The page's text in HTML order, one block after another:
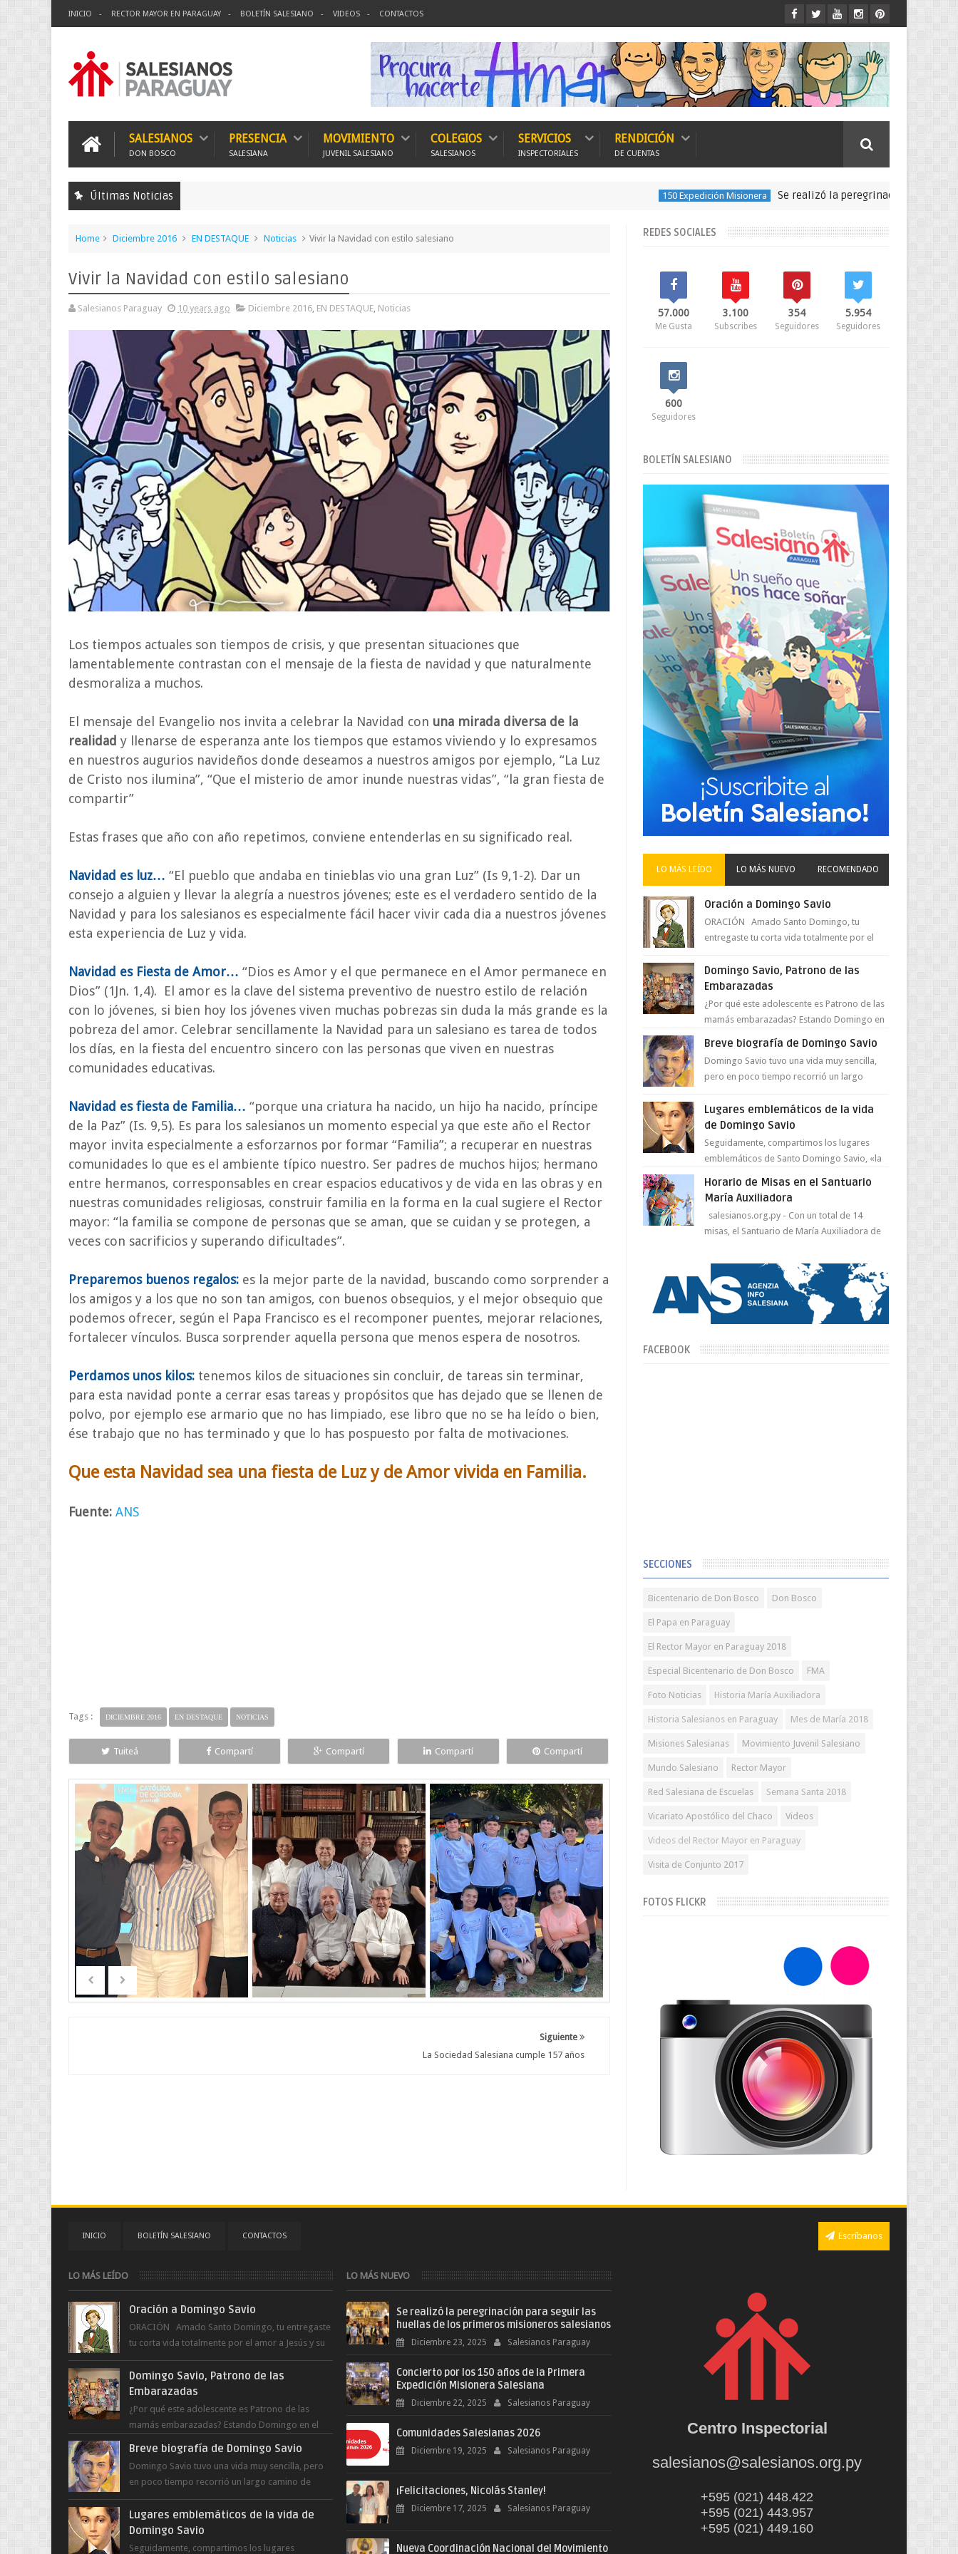
INICIO RECTOR MAYOR EN PARAGUAY BOLETÍN SALESIANO VIDEOS CONTACTOS
SALESIANOS
DON BOSCO
PRESENCIA
SALESIANA
MOVIMIENTO
JUVENIL SALESIANO
COLEGIOS
SALESIANOS
SERVICIOS
INSPECTORIALES
RENDICIÓN
DE CUENTAS
Últimas Noticias 150 Expedición Misionera Se realizó la peregrinación para seguir las
Home Diciembre 2016 EN DESTAQUE Noticias Vivir la Navidad con estilo salesiano
Vivir la Navidad con estilo salesiano
Salesianos Paraguay 10 years ago Diciembre 2016, EN DESTAQUE, Noticias
Los tiempos actuales son tiempos de crisis, y que presentan situaciones que
lamentablemente contrastan con el mensaje de la fiesta de navidad y que naturalmente
desmoraliza a muchos.
El mensaje del Evangelio nos invita a celebrar la Navidad con una mirada diversa de la
realidad y llenarse de esperanza ante los tiempos que estamos viviendo y lo expresamos
en nuestros augurios navideños donde deseamos a nuestros amigos por ejemplo, “La Luz
de Cristo nos ilumina”, “Que el misterio de amor inunde nuestras vidas”, “la gran fiesta de
compartir”
Estas frases que año con año repetimos, conviene entenderlas en su significado real.
Navidad es luz… “El pueblo que andaba en tinieblas vio una gran Luz” (Is 9,1-2). Dar un
consejo a alguien y llevar la alegría a nuestros jóvenes; este es el verdadero sentido de la
Navidad y para los salesianos es especialmente fácil hacer vivir cada dia a nuestros jóvenes
esta experiencia de Luz y vida.
Navidad es Fiesta de Amor… “Dios es Amor y el que permanece en el Amor permanece en
Dios” (1Jn. 1,4). El amor es la clave del sistema preventivo de nuestro estilo de relación
con lo jóvenes, si bien hoy los jóvenes viven muchas pobrezas sin duda la más grande es la
pobreza del amor. Celebrar sencillamente la Navidad para un salesiano es tarea de todos
los días, en la fiesta del encuentro sincero con las personas que viven en nuestras
comunidades educativas.
Navidad es fiesta de Familia… “porque una criatura ha nacido, un hijo ha nacido, príncipe
de la Paz” (Is. 9,5). Es para los salesianos un momento especial ya que este año el Rector
mayor invita especialmente a esforzarnos por formar “Familia”; a recuperar en nuestras
comunidades lo que es el ambiente típico nuestro. Ser padres de muchos hijos; hermano
entre hermanos, corresponsables en crear espacios educativos y de vida en las obras y en
nuestras comunidades religiosas, construir familia en la forma en la cual sugiere el Rector
mayor: “la familia se compone de personas que se aman, que se cuidan y se protegen, a
veces con sacrificios y superando dificultades”.
Preparemos buenos regalos: es la mejor parte de la navidad, buscando como sorprender a
los amigos y a los que no son tan amigos, con buenos obsequios, y el mejor obsequio que
podemos ofrecer, según el Papa Francisco es el recomponer puentes, mejorar relaciones,
fortalecer vínculos. Busca sorprender aquella persona que menos espera de nosotros.
Perdamos unos kilos: tenemos kilos de situaciones sin concluir, de tareas sin terminar,
para esta navidad ponte a cerrar esas tareas y propósitos que has dejado que se llenen de
polvo, por ejemplo ese armario que no has limpiado, ese libro que no se ha leído o bien,
ése trabajo que no has terminado y que lo has pospuesto por falta de motivaciones.
Que esta Navidad sea una fiesta de Luz y de Amor vivida en Familia.
Fuente: ANS
Tags : DICIEMBRE 2016 EN DESTAQUE NOTICIAS
Tuiteá Compartí Compartí Compartí Compartí
Siguiente
La Sociedad Salesiana cumple 157 años
REDES SOCIALES
57.000
Me Gusta
3.100
Subscribes
354
Seguidores
5.954
Seguidores
600
Seguidores
BOLETÍN SALESIANO
LO MÁS LEÍDO LO MÁS NUEVO RECOMENDADO
Oración a Domingo Savio
ORACIÓN Amado Santo Domingo, tu
entregaste tu corta vida totalmente por el
juventud para ...
Domingo Savio, Patrono de las
Embarazadas
¿Por qué este adolescente es Patrono de las
mamás embarazadas? Estando Domingo en
el Oratorio en Turín, un día le pide a Don
Breve biografía de Domingo Savio
Domingo Savio tuvo una vida muy sencilla,
pero en poco tiempo recorrió un largo
Espíritu Santo y fr...
Lugares emblemáticos de la vida
de Domingo Savio
Seguidamente, compartimos los lugares
emblemáticos de Santo Domingo Savio, «la
Bosco». San Giovann...
Horario de Misas en el Santuario
María Auxiliadora
salesianos.org.py - Con un total de 14
misas, el Santuario de María Auxiliadora de
Santa Patr...
FACEBOOK
SECCIONES
Bicentenario de Don Bosco Don Bosco
El Papa en Paraguay
El Rector Mayor en Paraguay 2018
Especial Bicentenario de Don Bosco FMA
Foto Noticias Historia María Auxiliadora
Historia Salesianos en Paraguay Mes de María 2018
Misiones Salesianas Movimiento Juvenil Salesiano
Mundo Salesiano Rector Mayor
Red Salesiana de Escuelas Semana Santa 2018
Vicariato Apostólico del Chaco Videos
Videos del Rector Mayor en Paraguay
Visita de Conjunto 2017
FOTOS FLICKR
INICIO BOLETÍN SALESIANO CONTACTOS Escríbanos
LO MÁS LEÍDO
Oración a Domingo Savio
ORACIÓN Amado Santo Domingo, tu entregaste
tu corta vida totalmente por el amor a Jesús y su
Madre. Ayuda hoy a la juventud para ...
Domingo Savio, Patrono de las
Embarazadas
¿Por qué este adolescente es Patrono de las
mamás embarazadas? Estando Domingo en el
Oratorio en Turín, un día le pide a Don Bosco...
Breve biografía de Domingo Savio
Domingo Savio tuvo una vida muy sencilla, pero
en poco tiempo recorrió un largo camino de
santidad, obra maestra del Espíritu Santo y fr...
Lugares emblemáticos de la vida de
Domingo Savio
Seguidamente, compartimos los lugares
LO MÁS NUEVO
Se realizó la peregrinación para seguir las
huellas de los primeros misioneros salesianos
Diciembre 23, 2025 Salesianos Paraguay
Concierto por los 150 años de la Primera
Expedición Misionera Salesiana
Diciembre 22, 2025 Salesianos Paraguay
Comunidades Salesianas 2026
Diciembre 19, 2025 Salesianos Paraguay
¡Felicitaciones, Nicolás Stanley!
Diciembre 17, 2025 Salesianos Paraguay
Nueva Coordinación Nacional del Movimiento
Centro Inspectorial
salesianos@salesianos.org.py
+595 (021) 448.422
+595 (021) 443.957
+595 (021) 449.160